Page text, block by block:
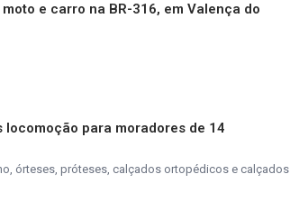
e carro na BR-316, em Valença do
locomoção para moradores de 14
órteses, próteses, calçados ortopédicos e calçados